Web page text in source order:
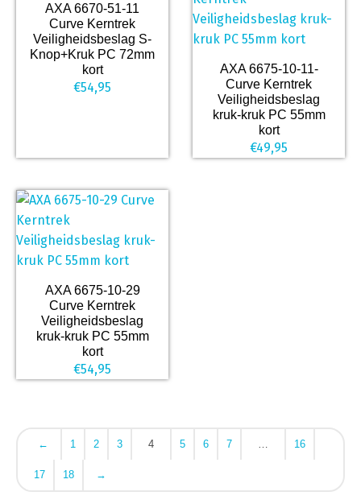
AXA 6670-51-11
Curve Kerntrek
Veiligheidsbeslag S-
Knop+Kruk PC 72mm
kort
€54,95
AXA 6675-10-11-
Curve Kerntrek
Veiligheidsbeslag
kruk-kruk PC 55mm
kort
€49,95
AXA 6675-10-29
Curve Kerntrek
Veiligheidsbeslag
kruk-kruk PC 55mm
kort
€54,95
← 1 2 3 4 5 6 7 16
17 18 →